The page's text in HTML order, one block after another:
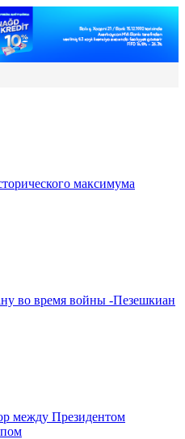
максимума
во время войны -Пезешкиан
между Президентом